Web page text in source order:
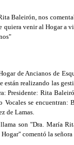
Baleirón, nos
venir al Hogar a
de Ancianos de
realizando las
Presidente: Rita
Vocales se
de Lamas.
son "Dra. María
comentó la